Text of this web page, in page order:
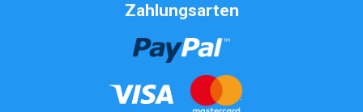
Zahlungsarten